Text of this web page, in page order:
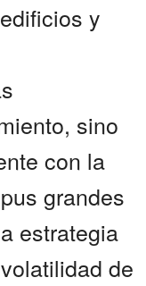
y
sino
con la
grandes
estrategia
de